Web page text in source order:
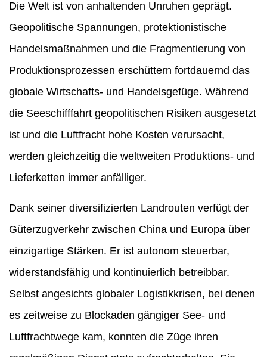
Die Welt ist von anhaltenden Unruhen geprägt.
Geopolitische Spannungen, protektionistische
Handelsmaßnahmen und die Fragmentierung von
Produktionsprozessen erschüttern fortdauernd das
globale Wirtschafts- und Handelsgefüge. Während
die Seeschifffahrt geopolitischen Risiken ausgesetzt
ist und die Luftfracht hohe Kosten verursacht,
werden gleichzeitig die weltweiten Produktions- und
Lieferketten immer anfälliger.
Dank seiner diversifizierten Landrouten verfügt der
Güterzugverkehr zwischen China und Europa über
einzigartige Stärken. Er ist autonom steuerbar,
widerstandsfähig und kontinuierlich betreibbar.
Selbst angesichts globaler Logistikkrisen, bei denen
es zeitweise zu Blockaden gängiger See- und
Luftfrachtwege kam, konnten die Züge ihren